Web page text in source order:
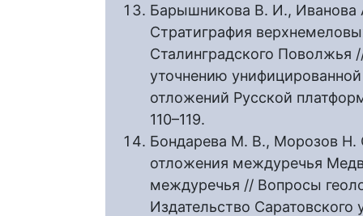
Барышникова В. И.,
Стратиграфия
Сталинградского
уточнению
отложений Русской
110–119.
Бондарева М. В., Морозов Н.
отложения междуречья
междуречья // Вопросы
Издательство